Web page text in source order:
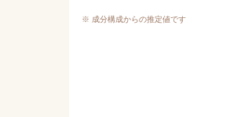
※ 成分構成からの推定値です